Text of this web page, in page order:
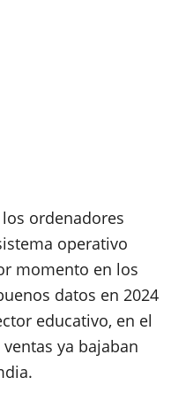
ordenadores
operativo
momento en los
datos en 2024
educativo, en el
ya bajaban